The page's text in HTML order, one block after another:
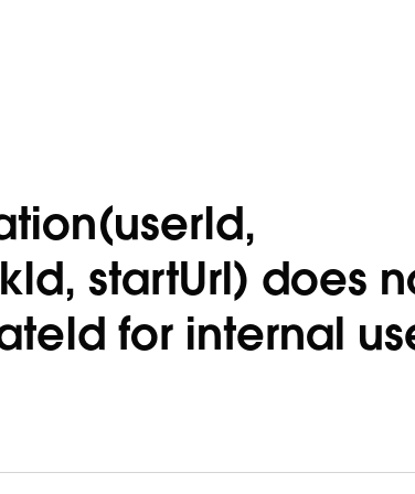
startUrl) does
for internal